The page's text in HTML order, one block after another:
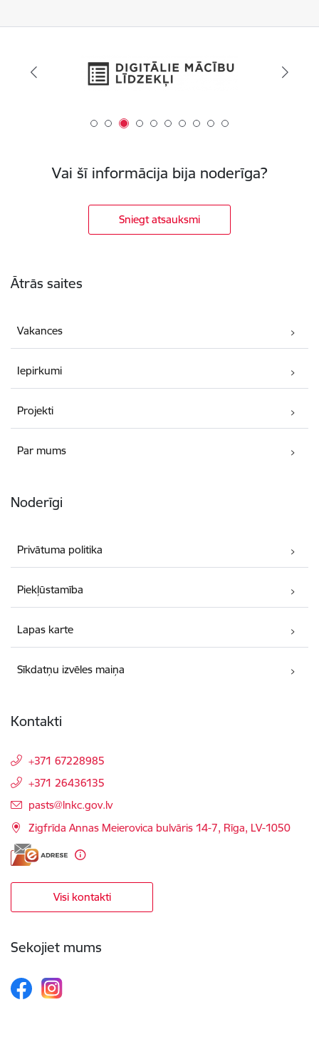
Vai šī informācija bija noderīga?
Sniegt atsauksmi
Ātrās saites
Vakances
Iepirkumi
Projekti
Par mums
Noderīgi
Privātuma politika
Piekļūstamība
Lapas karte
Sīkdatņu izvēles maiņa
Kontakti
+371 67228985
+371 26436135
E-pasts:
pasts@lnkc.gov.lv
Zigfrīda Annas Meierovica bulvāris 14-7, Rīga, LV-1050
Visi kontakti
Sekojiet mums